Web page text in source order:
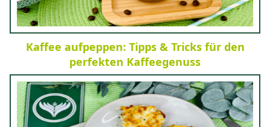
Kaffee aufpeppen: Tipps & Tricks für den
perfekten Kaffeegenuss